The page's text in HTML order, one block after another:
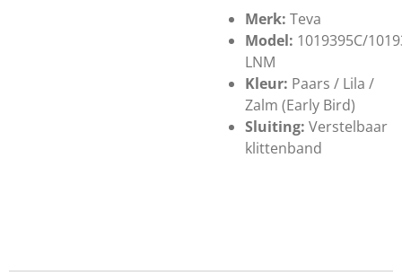
Merk: Teva
Model: 1019395C/
LNM
Kleur: Paars / Lila /
Zalm (Early Bird)
Sluiting: Verstelbaar
klittenband